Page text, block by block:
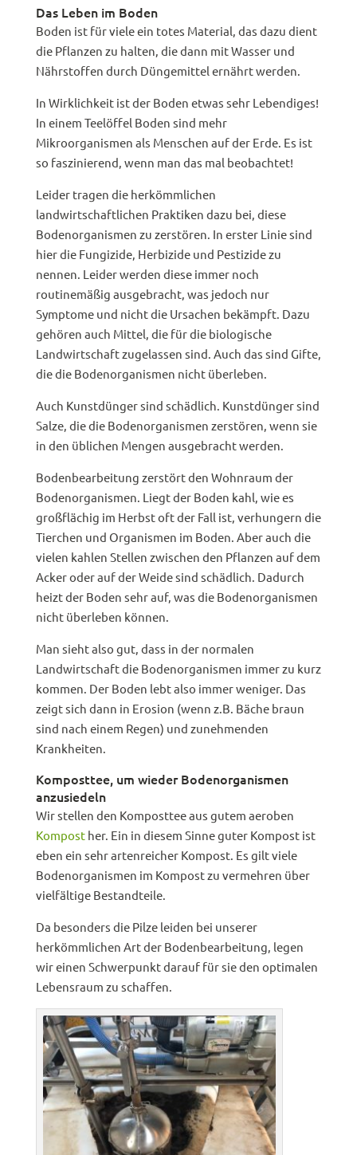
Das Leben im Boden
Boden ist für viele ein totes Material, das dazu dient
die Pflanzen zu halten, die dann mit Wasser und
Nährstoffen durch Düngemittel ernährt werden.
In Wirklichkeit ist der Boden etwas sehr Lebendiges!
In einem Teelöffel Boden sind mehr
Mikroorganismen als Menschen auf der Erde. Es ist
so faszinierend, wenn man das mal beobachtet!
Leider tragen die herkömmlichen
landwirtschaftlichen Praktiken dazu bei, diese
Bodenorganismen zu zerstören. In erster Linie sind
hier die Fungizide, Herbizide und Pestizide zu
nennen. Leider werden diese immer noch
routinemäßig ausgebracht, was jedoch nur
Symptome und nicht die Ursachen bekämpft. Dazu
gehören auch Mittel, die für die biologische
Landwirtschaft zugelassen sind. Auch das sind Gifte,
die die Bodenorganismen nicht überleben.
Auch Kunstdünger sind schädlich. Kunstdünger sind
Salze, die die Bodenorganismen zerstören, wenn sie
in den üblichen Mengen ausgebracht werden.
Bodenbearbeitung zerstört den Wohnraum der
Bodenorganismen. Liegt der Boden kahl, wie es
großflächig im Herbst oft der Fall ist, verhungern die
Tierchen und Organismen im Boden. Aber auch die
vielen kahlen Stellen zwischen den Pflanzen auf dem
Acker oder auf der Weide sind schädlich. Dadurch
heizt der Boden sehr auf, was die Bodenorganismen
nicht überleben können.
Man sieht also gut, dass in der normalen
Landwirtschaft die Bodenorganismen immer zu kurz
kommen. Der Boden lebt also immer weniger. Das
zeigt sich dann in Erosion (wenn z.B. Bäche braun
sind nach einem Regen) und zunehmenden
Krankheiten.
Komposttee, um wieder Bodenorganismen
anzusiedeln
Wir stellen den Komposttee aus gutem aeroben
Komposther. Ein in diesem Sinne guter Kompost ist
eben ein sehr artenreicher Kompost. Es gilt viele
Bodenorganismen im Kompost zu vermehren über
vielfältige Bestandteile.
Da besonders die Pilze leiden bei unserer
herkömmlichen Art der Bodenbearbeitung, legen
wir einen Schwerpunkt darauf für sie den optimalen
Lebensraum zu schaffen.